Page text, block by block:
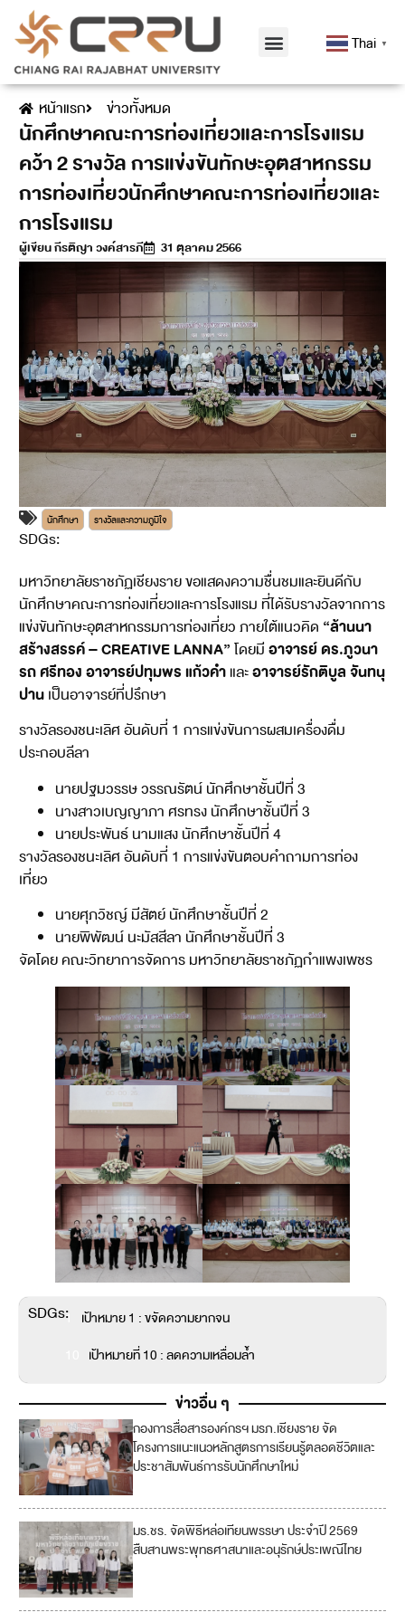
Thai ▼
หน้าแรก ข่าวทั้งหมด
นักศึกษาคณะการท่องเที่ยวและการโรงแรม
คว้า 2 รางวัล การแข่งขันทักษะอุตสาหกรรม
การท่องเที่ยวนักศึกษาคณะการท่องเที่ยวและ
การโรงแรม
ผู้เขียนกีรติญา วงค์สารภี 31 ตุลาคม 2566
นักศึกษา รางวัลและความภูมิใจ
SDGs:
มหาวิทยาลัยราชภัฏเชียงราย ขอแสดงความชื่นชมและยินดีกับ
นักศึกษาคณะการท่องเที่ยวและการโรงแรม ที่ได้รับรางวัลจากการ
แข่งขันทักษะอุตสาหกรรมการท่องเที่ยว ภายใต้แนวคิด “ล้านนา
สร้างสรรค์ – CREATIVE LANNA”โดยมีอาจารย์ ดร.ภูวนา
รถ ศรีทอง อาจารย์ปทุมพร แก้วคำและอาจารย์รักติบูล จันทนุ
ปานเป็นอาจารย์ที่ปรึกษา
รางวัลรองชนะเลิศ อันดับที่ 1 การแข่งขันการผสมเครื่องดื่ม
ประกอบลีลา
นายปฐมวรรษ วรรณรัตน์ นักศึกษาชั้นปีที่ 3
นางสาวเบญญาภา ศรทรง นักศึกษาชั้นปีที่ 3
นายประพันธ์ นามแสง นักศึกษาชั้นปีที่ 4
รางวัลรองชนะเลิศ อันดับที่ 1 การแข่งขันตอบคำถามการท่อง
เที่ยว
นายศุภวิชญ์ มีสัตย์ นักศึกษาชั้นปีที่ 2
นายพิพัฒน์ นะมัสสีลา นักศึกษาชั้นปีที่ 3
จัดโดย คณะวิทยาการจัดการ มหาวิทยาลัยราชภัฏกำแพงเพชร
SDGs:1
เป้าหมาย 1 : ขจัดความยากจน
เป้าหมายที่ 10 : ลดความเหลื่อมล้ำ
ข่าวอื่น ๆ
กองการสื่อสารองค์กรฯ มรภ.เชียงราย จัด
โครงการแนะแนวหลักสูตรการเรียนรู้ตลอดชีวิตและ
ประชาสัมพันธ์การรับนักศึกษาใหม่
มร.ชร. จัดพิธีหล่อเทียนพรรษา ประจำปี 2569
สืบสานพระพุทธศาสนาและอนุรักษ์ประเพณีไทย